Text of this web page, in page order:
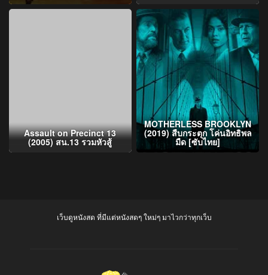
Assault on Precinct 13
(2005) สน.13 รวมหัวสู้
MOTHERLESS BROOKLYN
(2019) สืบกระตุก โค่นอิทธิพล
มืด [ซับไทย]
เว็บดูหนังสด ที่มีแต่หนังสดๆ ใหม่ๆ มาไวกว่าทุกเว็บ